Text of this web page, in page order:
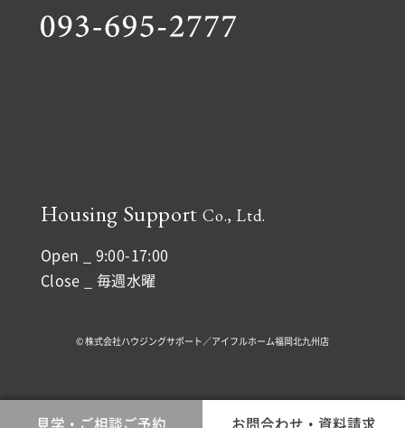
Housing SupportCo., Ltd.
Open _ 9:00-17:00
Close _ 毎週水曜
© 株式会社ハウジングサポート／アイフルホーム福岡北九州店
見学・ご相談ご予約 お問合わせ・資料請求